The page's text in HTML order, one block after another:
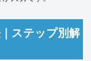
ステップ別解